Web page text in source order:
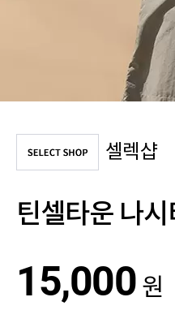
셀렉샵
틴셀타운 나시
15,000 원